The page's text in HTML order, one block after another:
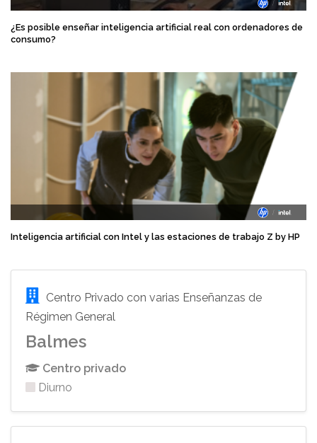
¿Es posible enseñar inteligencia artificial real con ordenadores de
consumo?
Inteligencia artificial con Intel y las estaciones de trabajo Z by HP
Centro Privado con varias Enseñanzas de
Régimen General
Balmes
Centro privado
Diurno